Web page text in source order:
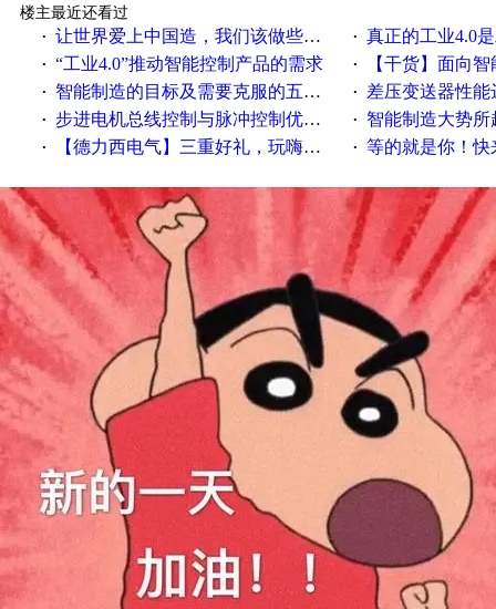
楼主最近还看过
· 让世界爱上中国造，我们该做些什么 · 真正的工业4.0
· “工业4.0”推动智能控制产品的需求 · 【干货】面向
· 智能制造的目标及需要克服的五个障碍 · 差压变送器性能达
· 步进电机总线控制与脉冲控制优缺点 · 智能制造大势所趋
· 【德力西电气】三重好礼，玩嗨夏日！ · 等的就是你！快来